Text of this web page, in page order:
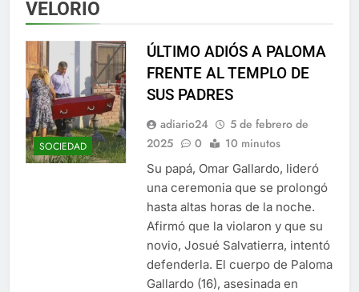
VELORIO
SOCIEDAD
ÚLTIMO ADIÓS A PALOMA
FRENTE AL TEMPLO DE
SUS PADRES
adiario24
5 de febrero de
2025
0 10 minutos
Su papá, Omar Gallardo, lideró
una ceremonia que se prolongó
hasta altas horas de la noche.
Afirmó que la violaron y que su
novio, Josué Salvatierra, intentó
defenderla. El cuerpo de Paloma
Gallardo (16), asesinada en